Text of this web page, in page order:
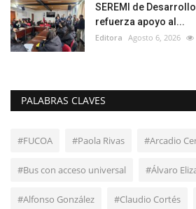
SEREMI de
refuerza apoyo al...
Editora Agosto 6, 2026
PALABRAS CLAVES
#FUCOA #Paola Rivas #Arcadio
#Bus con acceso universal #Álvaro
#Alfonso González #Claudio Cortés